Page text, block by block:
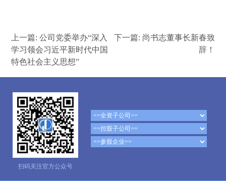
上一篇:公司党委举办“深入
学习领会习近平新时代中国
特色社会主义思想”
下一篇: 尚书志董事长新春致
辞！
扫码关注官方公众号